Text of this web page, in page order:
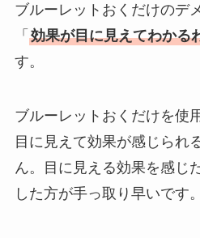
ブルーレットおくだけのデ
「 効果が目に見えてわかる
す。
ブルーレットおくだけを使
目に見えて効果が感じられ
ん。目に見える効果を感じ
した方が手っ取り早いです。